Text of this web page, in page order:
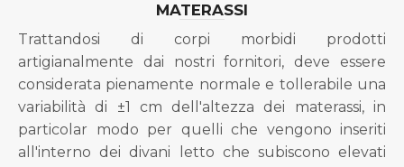
MATERASSI
Trattandosi di corpi morbidi prodotti
artigianalmente dai nostri fornitori, deve essere
considerata pienamente normale e tollerabile una
variabilità di ±1 cm dell'altezza dei materassi, in
particolar modo per quelli che vengono inseriti
all'interno dei divani letto che subiscono elevati